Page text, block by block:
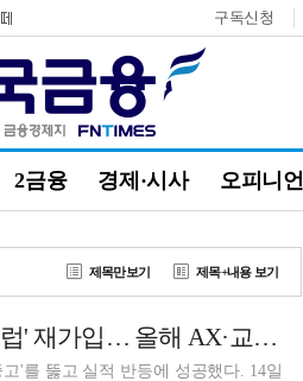
구독신청
2금융 경제·시사 오피니언
제목만보기 제목+내용 보기
김문석 SBI저축은행 대표, '1000억 클럽' 재가입… 올해 AX·교보 시너지 노린다 [금융사 2025 실적]
'를 뚫고 실적 반등에 성공했다. 14일